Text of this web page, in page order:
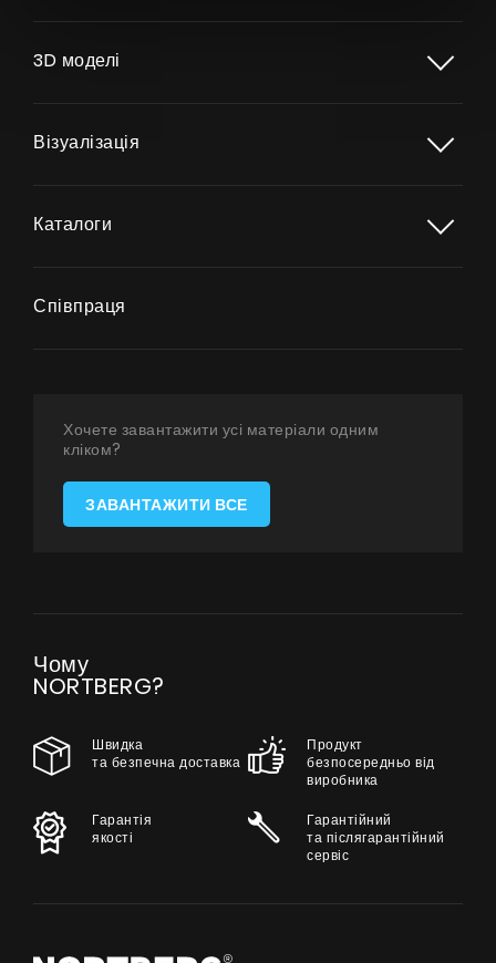
Контакти
3D моделі
Візуалізація
Каталоги
Співпраця
Хочете завантажити усі матеріали одним
кліком?
ЗАВАНТАЖИТИ ВСЕ
Чому
NORTBERG?
Швидка
та безпечна доставка
Продукт
безпосередньо від
виробника
Гарантія
якості
Гарантійний
та післягарантійний
сервіс